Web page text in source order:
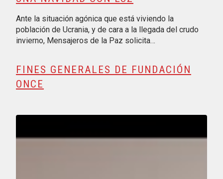
Ante la situación agónica que está viviendo la
población de Ucrania, y de cara a la llegada del crudo
invierno, Mensajeros de la Paz solicita…
FINES GENERALES DE FUNDACIÓN
ONCE